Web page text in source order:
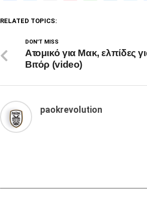
RELATED TOPICS:
DON'T MISS
Ατομικό για Μακ, ελπίδες
Βιτόρ (video)
paokrevolution